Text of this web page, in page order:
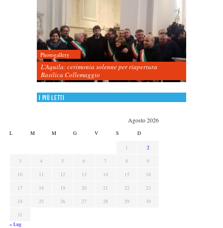
Photogallery
L’Aquila: cerimonia solenne per riapertura
Basilica Collemaggio
I più letti
Agosto 2026
L M M G V S D
1
2
3
4 5 6 7 8
9
10
11 12 13 14 15
16
17
18 19 20 21 22
23
24
25 26 27 28 29
30
31
« Lug